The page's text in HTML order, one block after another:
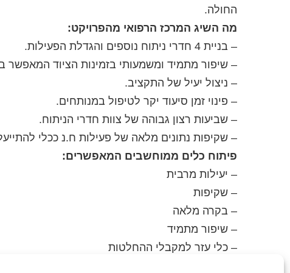
החולה.
מה השיג המרכז הרפואי מהפרויקט:
– בניית 4 חדרי ניתוח נוספים והגדלת הפעילות.
– שיפור מתמיד ומשמעותי בזמינות הציוד המאפשר
– ניצול יעיל של התקציב.
– פינוי זמן סיעוד יקר לטיפול במנותחים.
– שביעות רצון גבוהה של צוות חדרי הניתוח.
– שקיפות נתונים מלאה של פעילות ח.נ ככלי
פיתוח כלים ממוחשבים המאפשרים:
– יעילות מרבית
– שקיפות
– בקרה מלאה
– שיפור מתמיד
– כלי עזר למקבלי ההחלטות